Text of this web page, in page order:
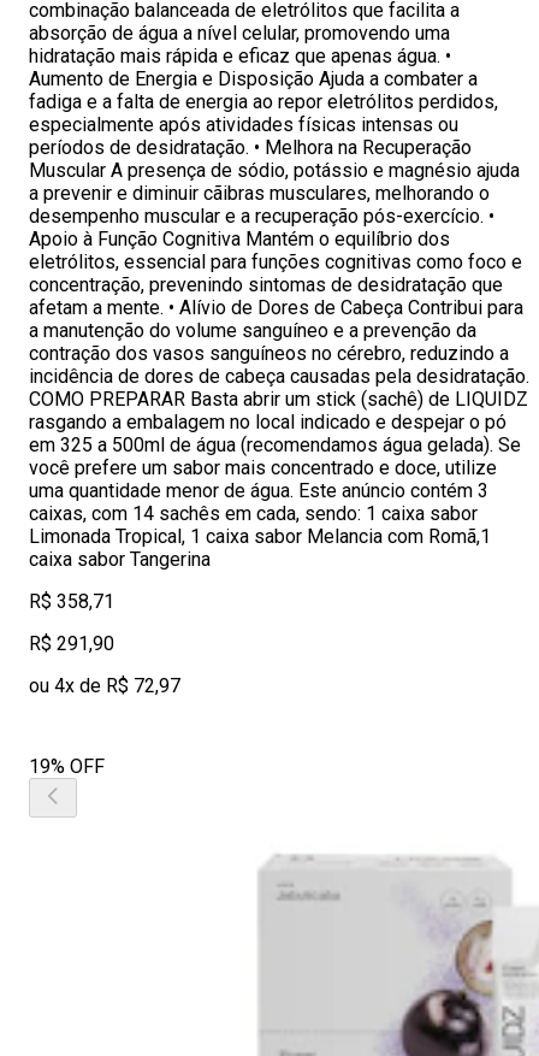
combinação balanceada de eletrólitos que facilita a
absorção de água a nível celular, promovendo uma
hidratação mais rápida e eficaz que apenas água. •
Aumento de Energia e Disposição Ajuda a combater a
fadiga e a falta de energia ao repor eletrólitos perdidos,
especialmente após atividades físicas intensas ou
períodos de desidratação. • Melhora na Recuperação
Muscular A presença de sódio, potássio e magnésio ajuda
a prevenir e diminuir cãibras musculares, melhorando o
desempenho muscular e a recuperação pós-exercício. •
Apoio à Função Cognitiva Mantém o equilíbrio dos
eletrólitos, essencial para funções cognitivas como foco e
concentração, prevenindo sintomas de desidratação que
afetam a mente. • Alívio de Dores de Cabeça Contribui para
a manutenção do volume sanguíneo e a prevenção da
contração dos vasos sanguíneos no cérebro, reduzindo a
incidência de dores de cabeça causadas pela desidratação.
COMO PREPARAR Basta abrir um stick (sachê) de LIQUIDZ
rasgando a embalagem no local indicado e despejar o pó
em 325 a 500ml de água (recomendamos água gelada). Se
você prefere um sabor mais concentrado e doce, utilize
uma quantidade menor de água. Este anúncio contém 3
caixas, com 14 sachês em cada, sendo: 1 caixa sabor
Limonada Tropical, 1 caixa sabor Melancia com Romã,1
caixa sabor Tangerina
R$ 358,71
R$ 291,90
ou 4x de R$ 72,97
19% OFF